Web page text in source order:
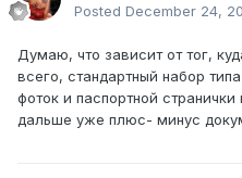
Posted December 24,
Думаю, что зависит от тог,
всего, стандартный набор
фоток и паспортной
дальше уже плюс- минус